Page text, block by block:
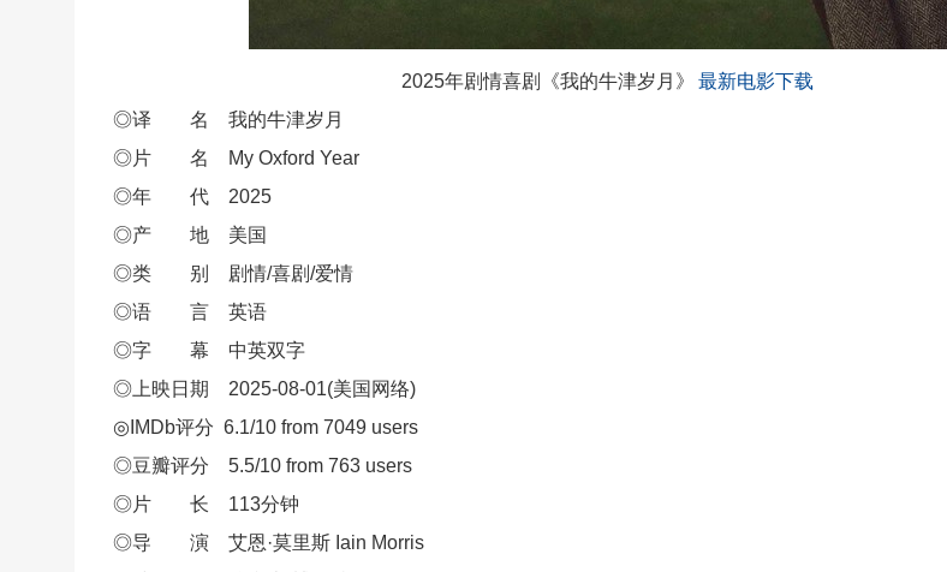
2025年剧情喜剧《我的牛津岁月》
最新电影下载
◎译 名 我的牛津岁月
◎片 名 My Oxford Year
◎年 代 2025
◎产 地 美国
◎类 别 剧情/喜剧/爱情
◎语 言 英语
◎字 幕 中英双字
◎上映日期 2025-08-01(美国网络)
◎IMDb评分 6.1/10 from 7049 users
◎豆瓣评分 5.5/10 from 763 users
◎片 长 113分钟
◎导 演 艾恩·莫里斯 Iain Morris